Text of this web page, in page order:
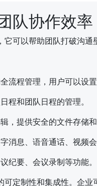
队协作效率
可以帮助团队打破沟通
程管理，用户可以设
程和团队日程的管理。
，提供安全的文件存储和
消息、语音通话、视频会
纪要、会议录制等功能。
定制性和集成性。企